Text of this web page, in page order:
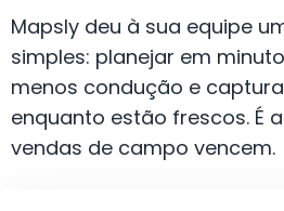
Mapsly deu à sua equipe
simples: planejar em
menos condução e
enquanto estão frescos. É
vendas de campo vencem.